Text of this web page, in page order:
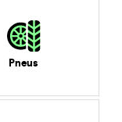
Pneus